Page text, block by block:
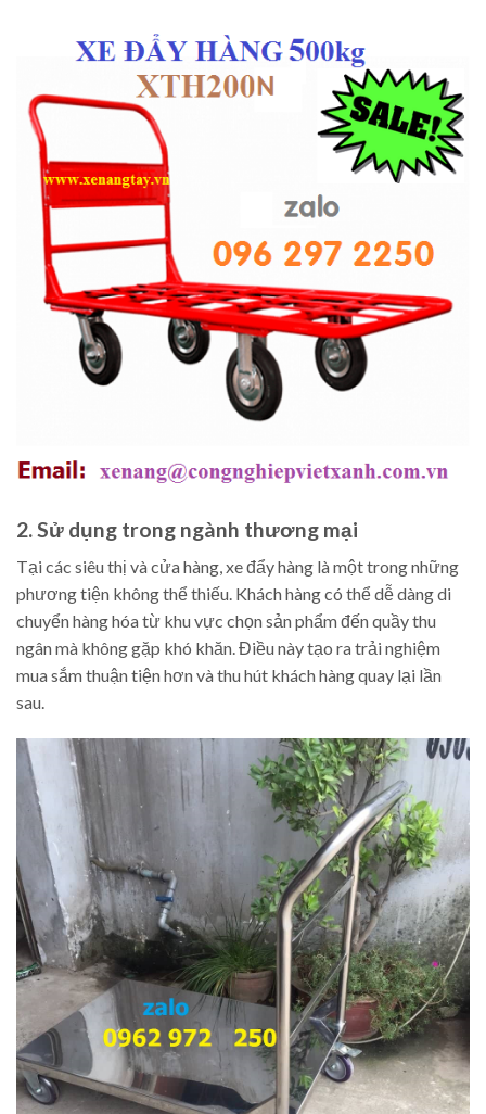
2. Sử dụng trong ngành thương mại
Tại các siêu thị và cửa hàng, xe đẩy hàng là một trong những
phương tiện không thể thiếu. Khách hàng có thể dễ dàng di
chuyển hàng hóa từ khu vực chọn sản phẩm đến quầy thu
ngân mà không gặp khó khăn. Điều này tạo ra trải nghiệm
mua sắm thuận tiện hơn và thu hút khách hàng quay lại lần
sau.